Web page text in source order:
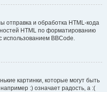
отправка и обработка HTML-кода
HTML по форматированию
BBCode.
картинки, которые могут быть
:) означает радость, а :(